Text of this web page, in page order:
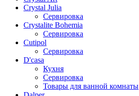
Crystal Julia
Сервировка
Crystalite Bohemia
Сервировка
Cutipol
Сервировка
D'casa
Кухня
Сервировка
Товары для ванной комнаты